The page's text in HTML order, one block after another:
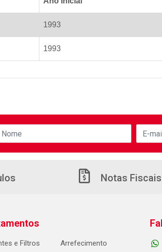
1993
1993
Notas Fiscais
e Filtros
Arrefecimento